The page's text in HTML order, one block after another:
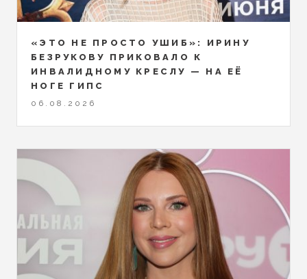
«ЭТО НЕ ПРОСТО УШИБ»: ИРИНУ
БЕЗРУКОВУ ПРИКОВАЛО К
ИНВАЛИДНОМУ КРЕСЛУ — НА ЕЁ
НОГЕ ГИПС
06.08.2026